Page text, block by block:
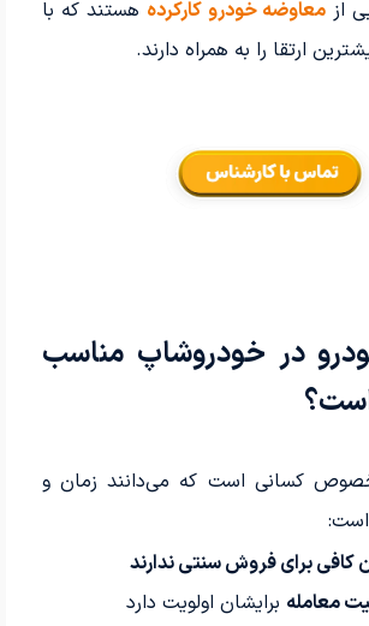
ازمعاوضه خودرو کارکرده هستند که با
ارتقا را به همراه دارند.
در خودروشاپ مناسب
کسانی است که می‌دانند زمان و
است:
کافی برای فروش سنتی ندارند
معامله برایشان اولویت دارد